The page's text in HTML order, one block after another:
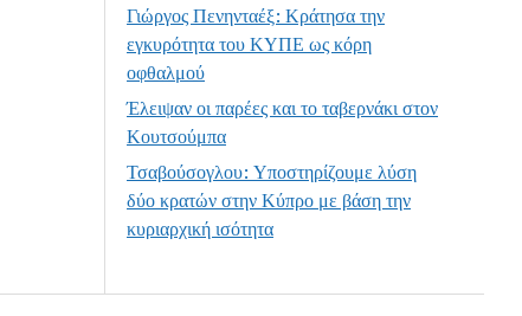
Γιώργος Πενηνταέξ: Κράτησα την
εγκυρότητα του ΚΥΠΕ ως κόρη
οφθαλμού
Έλειψαν οι παρέες και το ταβερνάκι στον
Κουτσούμπα
Τσαβούσογλου: Υποστηρίζουμε λύση
δύο κρατών στην Κύπρο με βάση την
κυριαρχική ισότητα